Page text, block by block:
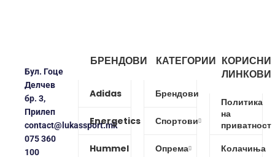
Бул. Гоце
Делчев
бр. 3,
Прилеп
contact@lukassport.mk
075 360
100
БРЕНДОВИ
Adidas
Energetics
Hummel
КАТЕГОРИИ
Брендови
Спортови
Опрема
КОРИСНИ
ЛИНКОВИ
Политика
на
приватност
Колачиња